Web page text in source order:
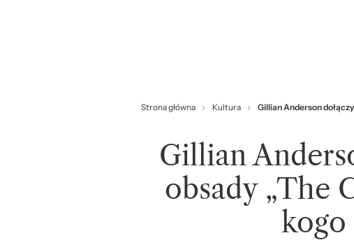
Strona główna Kultura Gillian Anderson
Gillian
obsady „The
kogo